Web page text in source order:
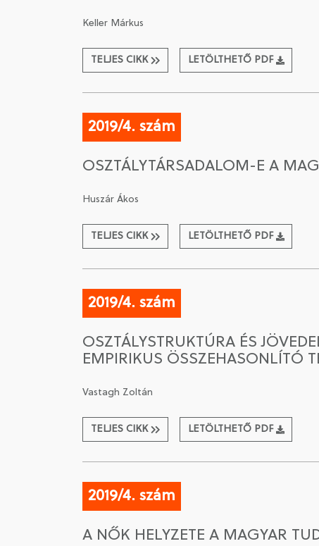
Keller Márkus
TELJES CIKK LETÖLTHETŐ PDF
2019/4. szám
OSZTÁLYTÁRSADALOM-E A
Huszár Ákos
TELJES CIKK LETÖLTHETŐ PDF
2019/4. szám
OSZTÁLYSTRUKTÚRA ÉS
EMPIRIKUS ÖSSZEHASONLÍTÓ
Vastagh Zoltán
TELJES CIKK LETÖLTHETŐ PDF
2019/4. szám
A NŐK HELYZETE A MAGYAR